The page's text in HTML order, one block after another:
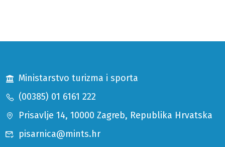
Ministarstvo turizma i sporta
(00385) 01 6161 222
Prisavlje 14, 10000 Zagreb, Republika Hrvatska
pisarnica@mints.hr